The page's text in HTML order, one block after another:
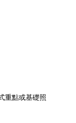
重點或基礎照